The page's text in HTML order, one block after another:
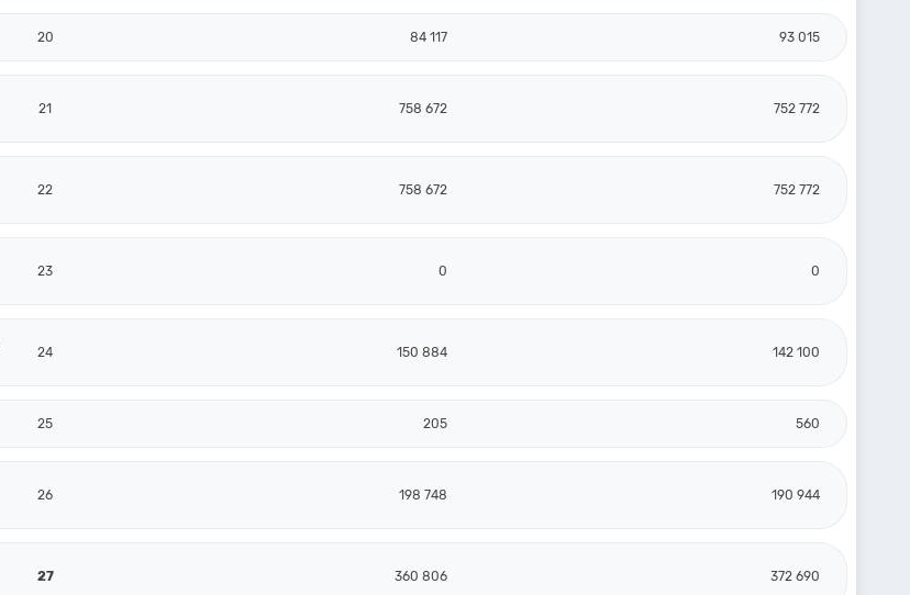
20 84 117 93 015
21 758 672 752 772
22 758 672 752 772
23 0 0
24 150 884 142 100
25 205 560
26 198 748 190 944
27 360 806 372 690